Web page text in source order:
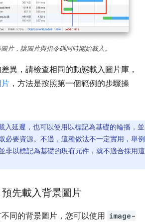
片，讓圖片與指令碼同時開始載入。
異，請檢查相同的動態載入圖片庫，
，方法是按照第一個範例的步驟操
入延遲，也可以使用以標記為基礎的輪播，並
必要資源。不過，這種做法不一定實用，舉例
非以標記為基礎的現有元件，就不適合採用這
先載入背景圖片
同的背景圖片，您可以使用 image-